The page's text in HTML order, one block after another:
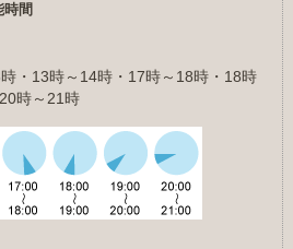
間
・13時～14時・17時～18時・18時
時～21時